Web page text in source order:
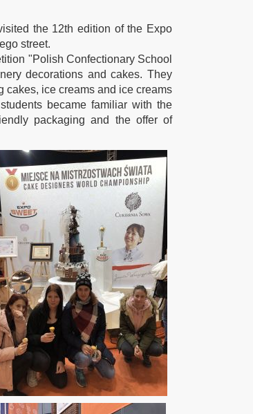
the 12th edition of the Expo
street.
"Polish Confectionary School
decorations and cakes. They
cakes, ice creams and ice creams
became familiar with the
packaging and the offer of